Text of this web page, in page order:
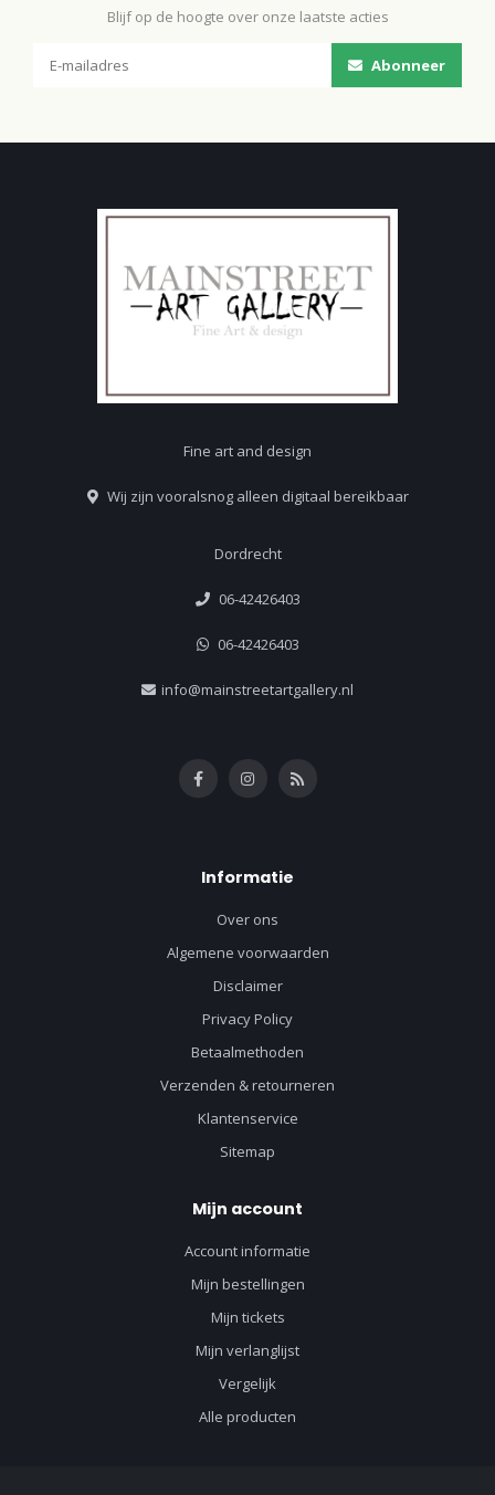
Blijf op de hoogte over onze laatste acties
Abonneer
Fine art and design
Wij zijn vooralsnog alleen digitaal bereikbaar
Dordrecht
06-42426403
06-42426403
info@mainstreetartgallery.nl
Informatie
Over ons
Algemene voorwaarden
Disclaimer
Privacy Policy
Betaalmethoden
Verzenden & retourneren
Klantenservice
Sitemap
Mijn account
Account informatie
Mijn bestellingen
Mijn tickets
Mijn verlanglijst
Vergelijk
Alle producten